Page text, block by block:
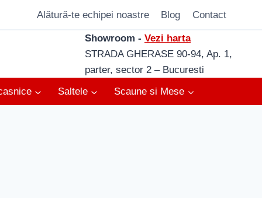
Alătură-te echipei noastre Blog Contact
Showroom - Vezi harta
STRADA GHERASE 90-94, Ap. 1,
parter, sector 2 – Bucuresti
Saltele Scaune si Mese